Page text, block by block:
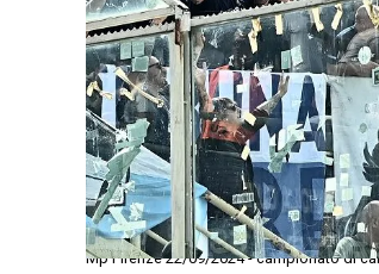
Mp Firenze 22/09/2024 - campionato di